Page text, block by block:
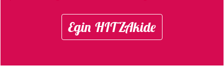
Egin HITZAkide